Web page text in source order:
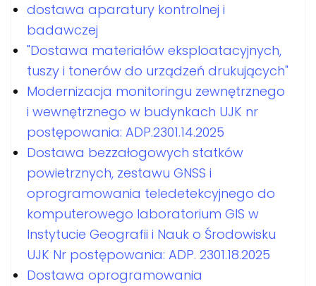
dostawa aparatury kontrolnej i
badawczej
"Dostawa materiałów eksploatacyjnych,
tuszy i tonerów do urządzeń drukujących"
Modernizacja monitoringu zewnętrznego
i wewnętrznego w budynkach UJK nr
postępowania: ADP.2301.14.2025
Dostawa bezzałogowych statków
powietrznych, zestawu GNSS i
oprogramowania teledetekcyjnego do
komputerowego laboratorium GIS w
Instytucie Geografii i Nauk o Środowisku
UJK Nr postępowania: ADP. 2301.18.2025
Dostawa oprogramowania